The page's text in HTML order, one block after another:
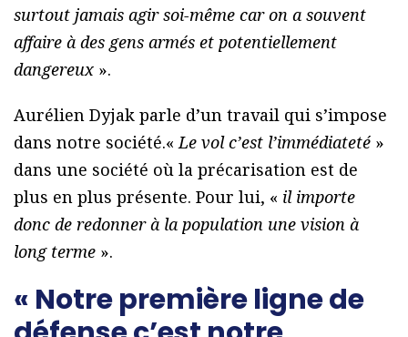
surtout jamais agir soi-même car on a souvent
affaire à des gens armés et potentiellement
dangereux ».
Aurélien Dyjak parle d’un travail qui s’impose
dans notre société.«Le vol c’est l’immédiateté »
dans une société où la précarisation est de
plus en plus présente. Pour lui, « il importe
donc de redonner à la population une vision à
long terme ».
« Notre première ligne de